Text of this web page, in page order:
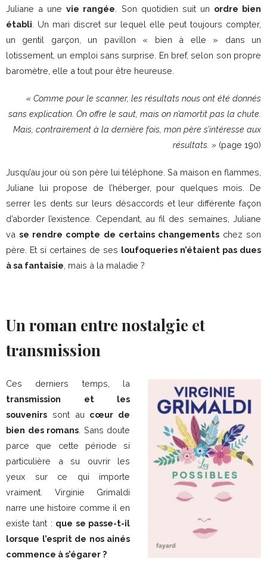
Juliane a unevie rangée . Son quotidien suit un ordre bien
établi . Un mari discret sur lequel elle peut toujours compter,
un gentil garçon, un pavillon « bien à elle » dans un
lotissement, un emploi sans surprise. En bref, selon son propre
baromètre, elle a tout pour être heureuse.
« Comme pour le scanner, les résultats nous ont été donnés
sans explication. On offre le saut, mais on n’amortit pas la chute.
Mais, contrairement à la dernière fois, mon père s’intéresse aux
résultats. » (page 190)
Jusqu’au jour où son père lui téléphone. Sa maison en flammes,
Juliane lui propose de l’héberger, pour quelques mois. De
serrer les dents sur leurs désaccords et leur différente façon
d’aborder l’existence. Cependant, au fil des semaines, Juliane
vase rendre compte de certains changementschez son
père. Et si certaines de ses loufoqueries n’étaient pas dues
à sa fantaisie , mais à la maladie ?
Un roman entre nostalgie et
transmission
Ces derniers temps, la
transmission et les
souvenirs sont au cœur de
bien des romans . Sans doute
parce que cette période si
particulière a su ouvrir les
yeux sur ce qui importe
vraiment. Virginie Grimaldi
narre une histoire comme il en
existe tant : que se passe-t-il
lorsque l’esprit de nos ainés
commence à s’égarer ?